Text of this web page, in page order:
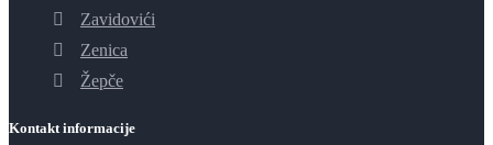
Zavidovići
Zenica
Žepče
Kontakt informacije